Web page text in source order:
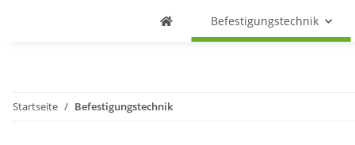
Befestigungstechnik
Startseite Befestigungstechnik